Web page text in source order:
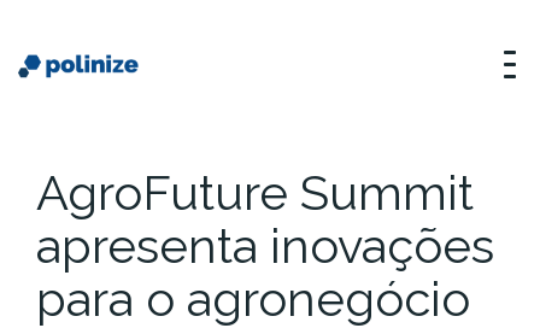
AgroFuture Summit
apresenta inovações
para o agronegócio